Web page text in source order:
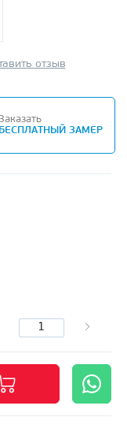
отзыв
БЕСПЛАТНЫЙ ЗАМЕР